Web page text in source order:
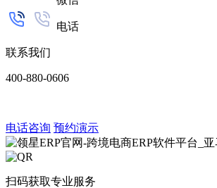
电话
联系我们
400-880-0606
电话咨询 预约演示
扫码获取专业服务